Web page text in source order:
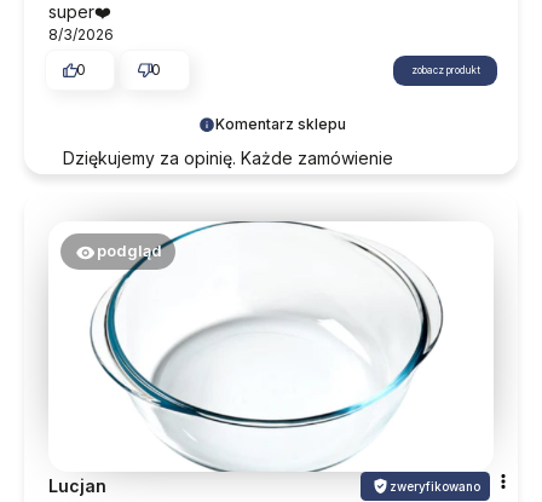
Komentarz sklepu
Dziękujemy za opinię. Każde zamówienie
ponowny kontakt w przyszłości.
super❤️
8/3/2026
0
0 zobacz produkt
podgląd
Lucjan zweryfikowano